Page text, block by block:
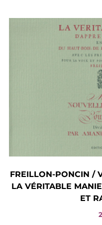
FREILLON-PONCIN /
LA VÉRITABLE
ET